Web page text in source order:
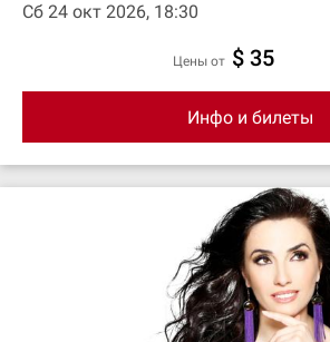
Сб 24 окт 2026, 18:30
цены от $ 35
Инфо и билеты